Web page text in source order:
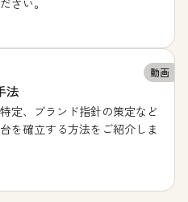
さい。
動画
法
定、ブランド指針の策定など
を確立する方法をご紹介しま